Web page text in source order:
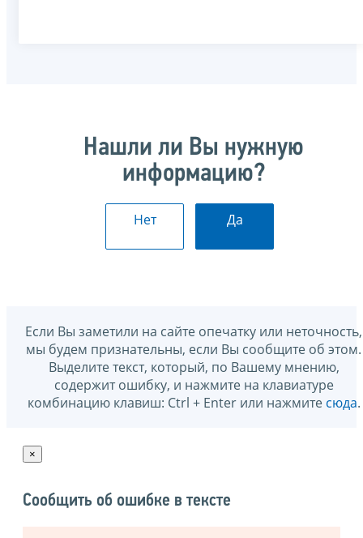
Нашли ли Вы нужную
информацию?
Нет Да
Если Вы заметили на сайте опечатку или неточность,
мы будем признательны, если Вы сообщите об этом.
Выделите текст, который, по Вашему мнению,
содержит ошибку, и нажмите на клавиатуре
комбинацию клавиш: Ctrl + Enter или нажмите сюда.
×
Сообщить об ошибке в тексте